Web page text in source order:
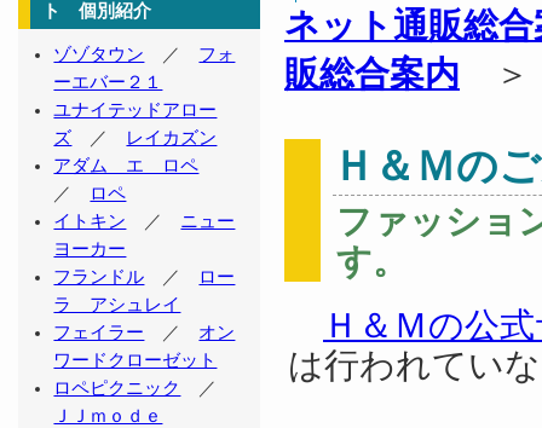
ネット通販総合
販総合案内
Ｈ＆Ｍの
ファッショ
す。
Ｈ＆Ｍの公
は行われてい
ト 個別紹介
ゾゾタウン ／ フォ
ーエバー２１
ユナイテッドアロー
ズ ／ レイカズン
アダム エ ロペ
／ ロペ
イトキン ／ ニュー
ヨーカー
フランドル ／ ロー
ラ アシュレイ
フェイラー ／ オン
ワードクローゼット
ロペピクニック
／
ＪＪｍｏｄｅ